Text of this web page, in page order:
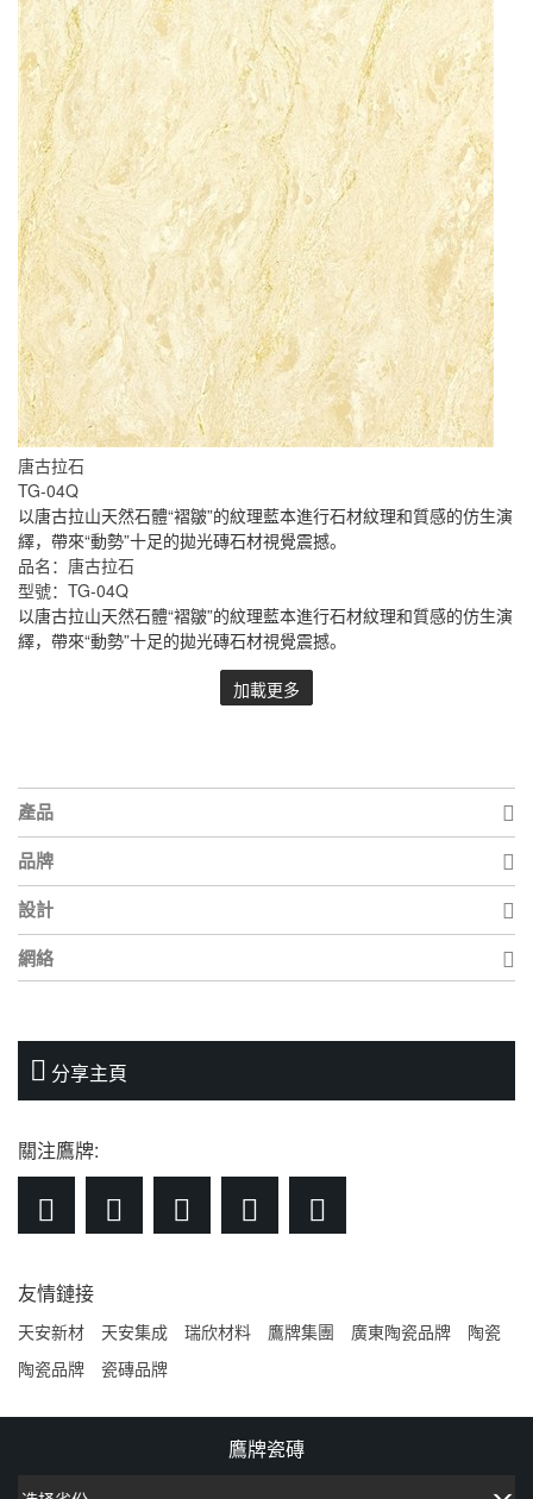
唐古拉石
TG-04Q
以唐古拉山天然石體“褶皺”的紋理藍本進行石材紋理和質感的仿生演
繹，帶來“動勢”十足的拋光磚石材視覺震撼。
品名：唐古拉石
型號：TG-04Q
以唐古拉山天然石體“褶皺”的紋理藍本進行石材紋理和質感的仿生演
繹，帶來“動勢”十足的拋光磚石材視覺震撼。
加載更多
產品 
品牌 
設計 
網絡 
 分享主頁
關注鷹牌:
    
友情鏈接
天安新材 天安集成 瑞欣材料 鷹牌集團 廣東陶瓷品牌
陶瓷
陶瓷品牌
瓷磚品牌
鷹牌瓷磚